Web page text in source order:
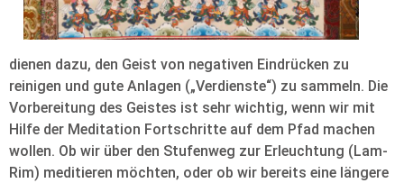
dienen dazu, den Geist von negativen Eindrücken zu
reinigen und gute Anlagen („Verdienste“) zu sammeln. Die
Vorbereitung des Geistes ist sehr wichtig, wenn wir mit
Hilfe der Meditation Fortschritte auf dem Pfad machen
wollen. Ob wir über den Stufenweg zur Erleuchtung (Lam-
Rim) meditieren möchten, oder ob wir bereits eine längere